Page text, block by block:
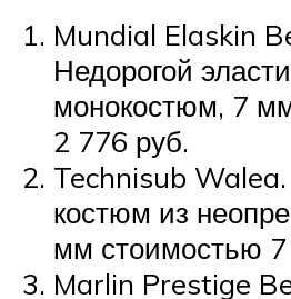
Mundial Elaskin
Недорогой
монокостюм, 7
2 776 руб.
Technisub
костюм из
мм стоимостью
Marlin Prestige